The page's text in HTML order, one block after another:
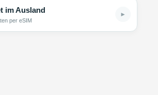
im Ausland
per eSIM
►